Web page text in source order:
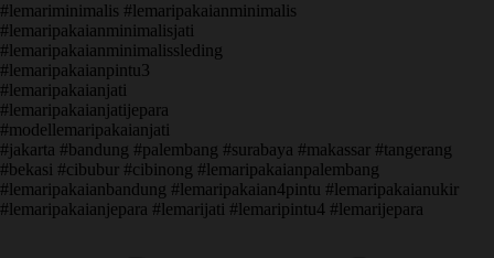
#lemariminimalis #lemaripakaianminimalis
#lemaripakaianminimalisjati
#lemaripakaianminimalissleding
#lemaripakaianpintu3
#lemaripakaianjati
#lemaripakaianjatijepara
#modellemaripakaianjati
#jakarta #bandung #palembang #surabaya #makassar #tangerang
#bekasi #cibubur #cibinong #lemaripakaianpalembang
#lemaripakaianbandung #lemaripakaian4pintu #lemaripakaianukir
#lemaripakaianjepara #lemarijati #lemaripintu4 #lemarijepara